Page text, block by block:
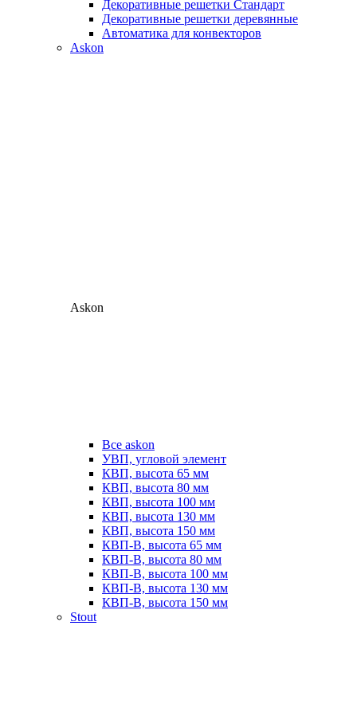
Декоративные решетки Стандарт
Декоративные решетки деревянные
Автоматика для конвекторов
Askon
Askon
Все askon
УВП, угловой элемент
КВП, высота 65 мм
КВП, высота 80 мм
КВП, высота 100 мм
КВП, высота 130 мм
КВП, высота 150 мм
КВП-В, высота 65 мм
КВП-В, высота 80 мм
КВП-В, высота 100 мм
КВП-В, высота 130 мм
КВП-В, высота 150 мм
Stout